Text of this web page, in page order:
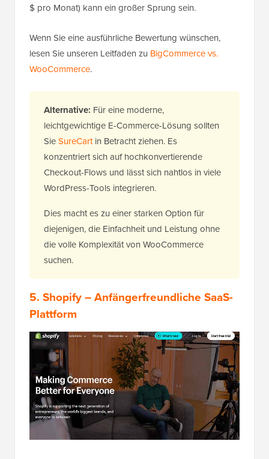
$ pro Monat) kann ein großer Sprung sein.
Wenn Sie eine ausführliche Bewertung wünschen,
lesen Sie unseren Leitfaden zu BigCommerce vs.
WooCommerce.
Alternative: Für eine moderne,
leichtgewichtige E-Commerce-Lösung sollten
SieSureCartin Betracht ziehen. Es
konzentriert sich auf hochkonvertierende
Checkout-Flows und lässt sich nahtlos in viele
WordPress-Tools integrieren.
Dies macht es zu einer starken Option für
diejenigen, die Einfachheit und Leistung ohne
die volle Komplexität von WooCommerce
suchen.
5. Shopify– Anfängerfreundliche SaaS-
Plattform